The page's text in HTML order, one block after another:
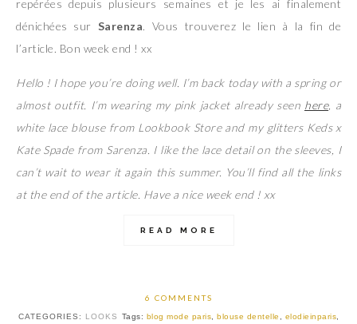
repérées depuis plusieurs semaines et je les ai finalement
dénichées sur Sarenza. Vous trouverez le lien à la fin de
l’article. Bon week end ! xx
Hello ! I hope you’re doing well. I’m back today with a spring or
almost outfit. I’m wearing my pink jacket already seen here, a
white lace blouse from Lookbook Store and my glitters Keds x
Kate Spade from Sarenza. I like the lace detail on the sleeves, I
can’t wait to wear it again this summer. You’ll find all the links
at the end of the article. Have a nice week end ! xx
READ MORE
6 COMMENTS
CATEGORIES: LOOKS Tags: blog mode paris, blouse dentelle , elodieinparis,